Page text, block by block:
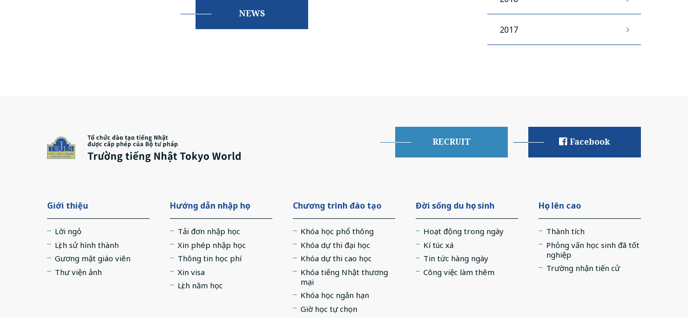
NEWS
2017
RECRUIT Facebook
Giới thiệu
Lời ngỏ
Lịch sử hình thành
Gương mặt giáo viên
Thư viện ảnh
Hướng dẫn nhập học
Tải đơn nhập học
Xin phép nhập học
Thông tin học phí
Xin visa
Lịch năm học
Chương trình đào tạo
Khóa học phổ thông
Khóa dự thi đại học
Khóa dự thi cao học
Khóa tiếng Nhật thương
mại
Khóa học ngắn hạn
Giờ học tự chọn
Đời sống du học sinh
Hoạt động trong ngày
Kí túc xá
Tin tức hàng ngày
Công việc làm thêm
Học lên cao
Thành tích
Phỏng vấn học sinh đã tốt
nghiệp
Trường nhận tiến cử